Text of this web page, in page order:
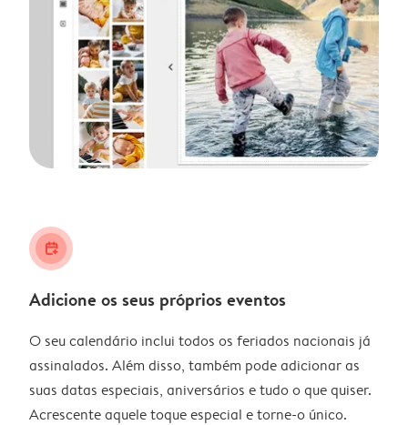
calendar_plus
Adicione os seus próprios eventos
O seu calendário inclui todos os feriados nacionais já
assinalados. Além disso, também pode adicionar as
suas datas especiais, aniversários e tudo o que quiser.
Acrescente aquele toque especial e torne-o único.